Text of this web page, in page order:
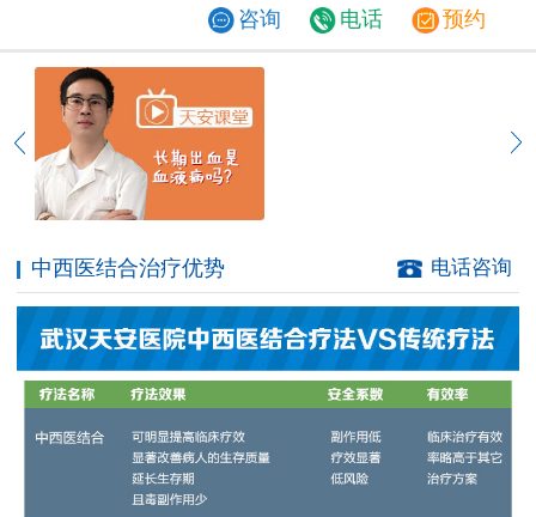
咨询 电话 预约
中西医结合治疗优势 电话咨询